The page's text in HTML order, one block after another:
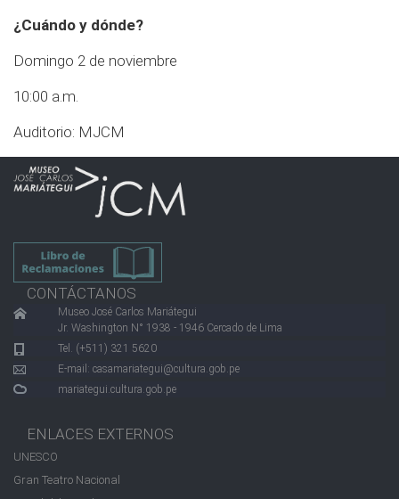
¿Cuándo y dónde?
Domingo 2 de noviembre
10:00 a.m.
Auditorio: MJCM
CONTÁCTANOS
Museo José Carlos Mariátegui
Jr. Washington N° 1938 - 1946 Cercado de Lima
Tel. (+511) 321 5620
E-mail: casamariategui@cultura.gob.pe
mariategui.cultura.gob.pe
ENLACES EXTERNOS
UNESCO
Gran Teatro Nacional